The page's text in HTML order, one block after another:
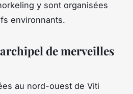
y sont organisées
environnants.
de merveilles
au nord-ouest de Viti